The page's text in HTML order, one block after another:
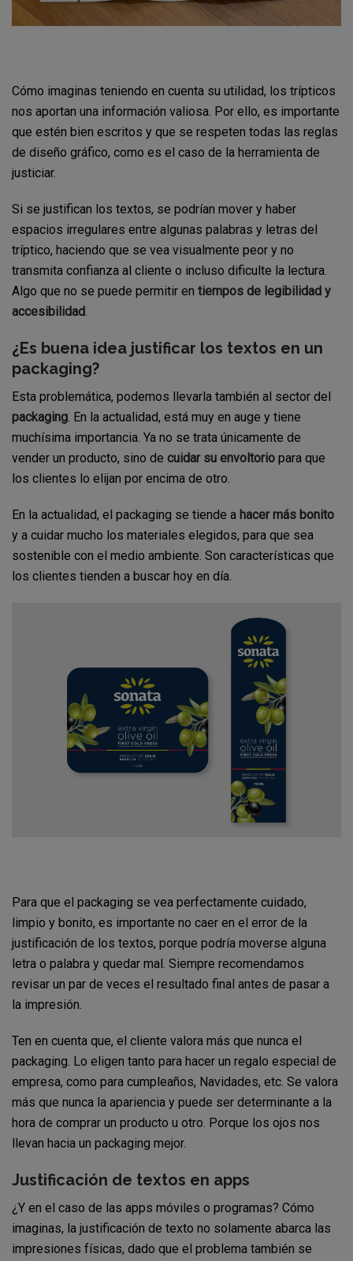
Cómo imaginas teniendo en cuenta su utilidad, los trípticos
nos aportan una información valiosa. Por ello, es importante
que estén bien escritos y que se respeten todas las reglas
de diseño gráfico, como es el caso de la herramienta de
justiciar.
Si se justifican los textos, se podrían mover y haber
espacios irregulares entre algunas palabras y letras del
tríptico, haciendo que se vea visualmente peor y no
transmita confianza al cliente o incluso dificulte la lectura.
Algo que no se puede permitir en tiempos de legibilidad y
accesibilidad
¿Es buena idea justificar los textos en un
packaging?
Esta problemática, podemos llevarla también al sector del
packaging . En la actualidad, está muy en auge y tiene
muchísima importancia. Ya no se trata únicamente de
vender un producto, sino de cuidar su envoltorio para que
los clientes lo elijan por encima de otro.
En la actualidad, el packaging se tiende a hacer más bonito
y a cuidar mucho los materiales elegidos, para que sea
sostenible con el medio ambiente. Son características que
los clientes tienden a buscar hoy en día.
Para que el packaging se vea perfectamente cuidado,
limpio y bonito, es importante no caer en el error de la
justificación de los textos, porque podría moverse alguna
letra o palabra y quedar mal. Siempre recomendamos
revisar un par de veces el resultado final antes de pasar a
la impresión.
Ten en cuenta que, el cliente valora más que nunca el
packaging. Lo eligen tanto para hacer un regalo especial de
empresa, como para cumpleaños, Navidades, etc. Se valora
más que nunca la apariencia y puede ser determinante a la
hora de comprar un producto u otro. Porque los ojos nos
llevan hacia un packaging mejor.
Justificación de textos en apps
¿Y en el caso de las apps móviles o programas? Cómo
imaginas, la justificación de texto no solamente abarca las
impresiones físicas, dado que el problema también se